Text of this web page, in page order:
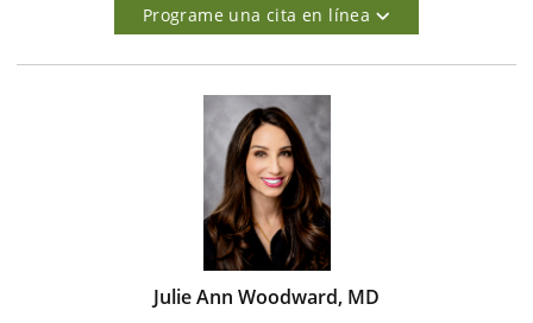
Programe una cita en línea
Julie Ann Woodward, MD